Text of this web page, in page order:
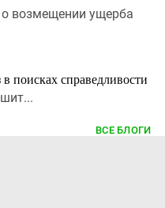
возмещении ущерба
поисках справедливости
ВСЕ БЛОГИ